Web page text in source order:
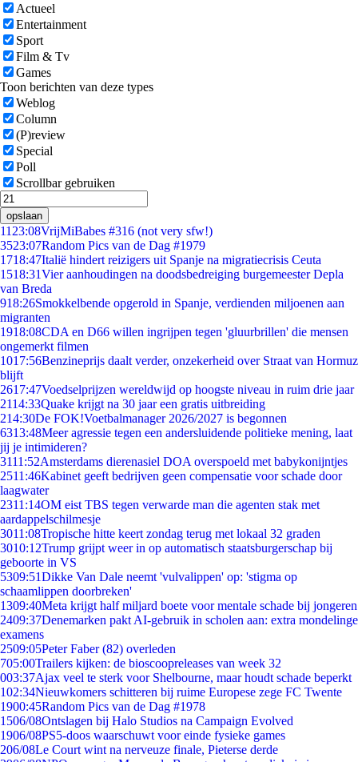
Actueel
Entertainment
Sport
Film & Tv
Games
Toon berichten van deze types
Weblog
Column
(P)review
Special
Poll
Scrollbar gebruiken
opslaan
11 23:08VrijMiBabes #316 (not very sfw!)
3523:07Random Pics van de Dag #1979
1718:47Italië hindert reizigers uit Spanje na migratiecrisis Ceuta
1518:31Vier aanhoudingen na doodsbedreiging burgemeester Depla
van Breda
918:26Smokkelbende opgerold in Spanje, verdienden miljoenen aan
migranten
1918:08CDA en D66 willen ingrijpen tegen 'gluurbrillen' die mensen
ongemerkt filmen
1017:56Benzineprijs daalt verder, onzekerheid over Straat van Hormuz
blijft
2617:47Voedselprijzen wereldwijd op hoogste niveau in ruim drie jaar
2114:33Quake krijgt na 30 jaar een gratis uitbreiding
214:30De FOK!Voetbalmanager 2026/2027 is begonnen
6313:48Meer agressie tegen een andersluidende politieke mening, laat
jij je intimideren?
3111:52Amsterdams dierenasiel DOA overspoeld met babykonijntjes
2511:46Kabinet geeft bedrijven geen compensatie voor schade door
laagwater
2311:14OM eist TBS tegen verwarde man die agenten stak met
aardappelschilmesje
3011:08Tropische hitte keert zondag terug met lokaal 32 graden
3010:12Trump grijpt weer in op automatisch staatsburgerschap bij
geboorte in VS
5309:51Dikke Van Dale neemt 'vulvalippen' op: 'stigma op
schaamlippen doorbreken'
1309:40Meta krijgt half miljard boete voor mentale schade bij jongeren
2409:37Denemarken pakt AI-gebruik in scholen aan: extra mondelinge
examens
2509:05Peter Faber (82) overleden
705:00Trailers kijken: de bioscoopreleases van week 32
003:37Ajax veel te sterk voor Shelbourne, maar houdt schade beperkt
102:34Nieuwkomers schitteren bij ruime Europese zege FC Twente
1900:45Random Pics van de Dag #1978
1506/08Ontslagen bij Halo Studios na Campaign Evolved
1906/08PS5-doos waarschuwt voor einde fysieke games
206/08Le Court wint na nerveuze finale, Pieterse derde